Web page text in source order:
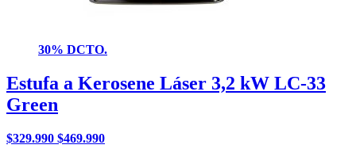
30% DCTO.
Estufa a Kerosene Láser 3,2 kW LC-33
Green
$329.990 $469.990